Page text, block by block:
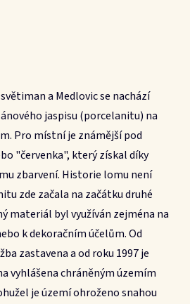
a Medlovic se nachází
jaspisu (porcelanitu) na
Pro místní je známější pod
"červenka", který získal díky
zbarvení. Historie lomu není
zde začala na začátku druhé
materiál byl využíván zejména na
k dekoračním účelům. Od
zastavena a od roku 1997 je
vyhlášena chráněným územím
je území ohroženo snahou